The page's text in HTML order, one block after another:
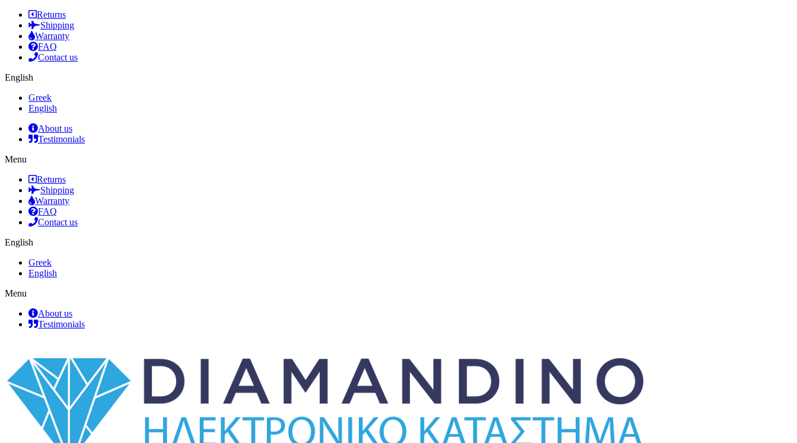
Returns
Shipping
Warranty
FAQ
Contact us
English
Greek
English
About us
Testimonials
Menu
Returns
Shipping
Warranty
FAQ
Contact us
English
Greek
English
Menu
About us
Testimonials